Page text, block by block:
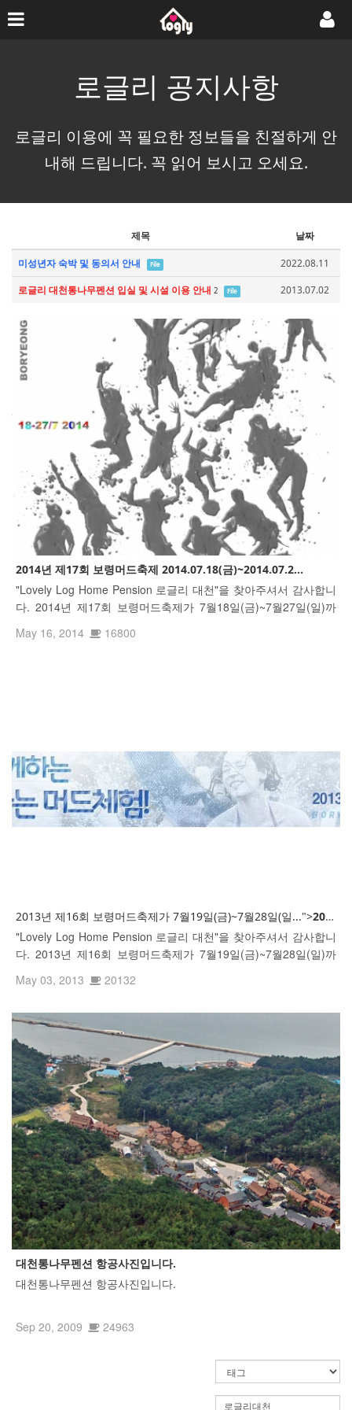
로글리 공지사항
로글리 이용에 꼭 필요한 정보들을 친절하게 안
내해 드립니다. 꼭 읽어 보시고 오세요.
제목 날짜
미성년자 숙박 및 동의서 안내 File
2022.08.11
로글리 대천통나무펜션 입실 및 시설 이용 안내 2 File 2013.07.02
2014년 제17회 보령머드축제 2014.07.18(금)~2014.07.2...
"Lovely Log Home Pension 로글리 대천"을 찾아주셔서 감사합니
다. 2014년 제17회 보령머드축제가 7월18일(금)~7월27일(일)까
v/v04471dR7cR7KXTX11iiOdK
May 16, 2014 16800
2013년 제16회 보령머드축제가 7월19일(금)~7월28일(일...">2013년
"Lovely Log Home Pension 로글리 대천"을 찾아주셔서 감사합니
다. 2013년 제16회 보령머드축제가 7월19일(금)~7월28일(일)까
May 03, 2013 20132
대천통나무펜션 항공사진입니다.
대천통나무펜션 항공사진입니다.
Sep 20, 2009 24963